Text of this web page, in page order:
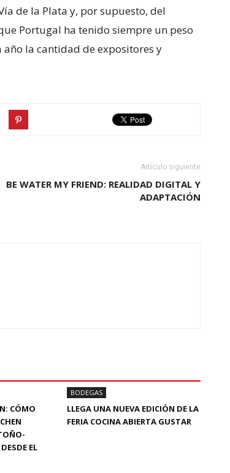
de la Plata y, por supuesto, del
Portugal ha tenido siempre un peso
la cantidad de expositores y
Artículo siguiente
BE WATER MY FRIEND: REALIDAD DIGITAL Y
ADAPTACIÓN
CÓMO
EL
BODEGAS
LLEGA UNA NUEVA EDICIÓN DE LA
FERIA COCINA ABIERTA GUSTAR